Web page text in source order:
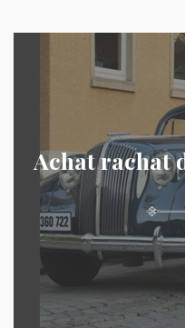
Achat rachat